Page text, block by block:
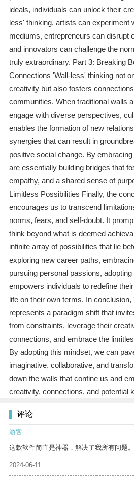
ideals, individuals can unlock their
less' thinking, artists can experiment
mediums, entrepreneurs can disrupt
and innovators can challenge the
truly extraordinary. Part 3: Breaking
Connections 'Wall-less' thinking not
creativity but also fosters
communities. When traditional walls
engage with diverse perspectives,
enables the formation of new
synergies that can result in
positive social change. By
are essentially building bridges that
empathy, and a shared sense of
Limitless Possibilities Finally, the
encourages us to transcend
norms, fears, and self-doubt. It
think beyond what is deemed
infinite array of possibilities that lie
exploring new career paths,
pursuing personal passions,
empowers individuals to redefine
life on their own terms. In
represents a paradigm shift that
from constraints, leverage their
connections, and embrace the
By adopting this mindset, we can
imaginative, collaborative, and
down the walls that confine us and
creativity, connections, and potential
评论
游客
这款软件简直是神器，解决了我所有问题。
2024-06-11